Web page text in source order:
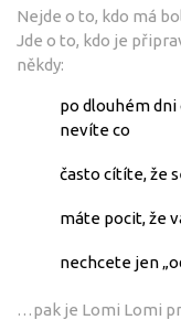
Nejde o to, kdo má
Jde o to, kdo je
někdy:
po dlouhém dni
nevíte co
často cítíte, že
máte pocit, že
nechcete jen
…pak je Lomi Lomi